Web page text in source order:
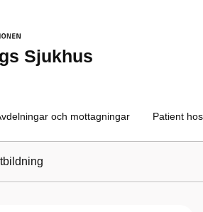
Sjukhus
och mottagningar Patient